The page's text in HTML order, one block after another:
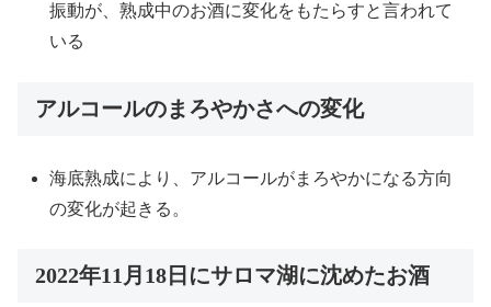
振動が、熟成中のお酒に変化をもたらすと言われて
いる
アルコールのまろやかさへの変化
海底熟成により、アルコールがまろやかになる方向
の変化が起きる。
2022年11月18日にサロマ湖に沈めたお酒